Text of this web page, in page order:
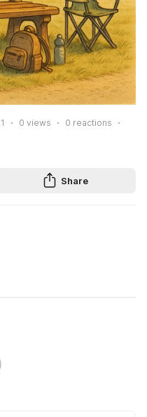
0 views 0 reactions
Share